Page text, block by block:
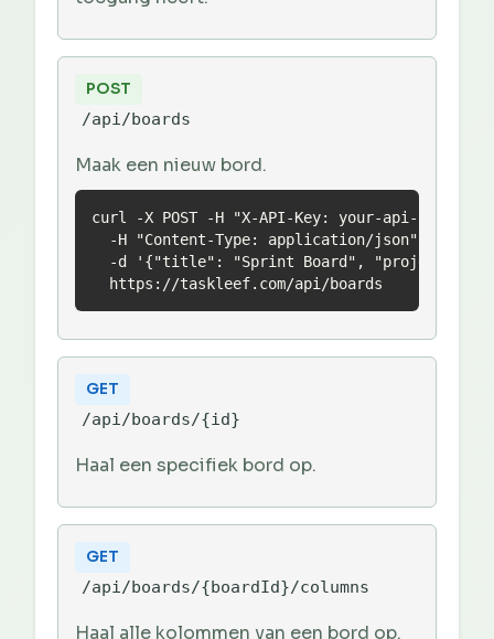
POST
/api/boards
Maak een nieuw bord.
curl -X POST -H "X-API-Key: your-api-key" \
  -H "Content-Type: application/json" \
-d '{"title": "Sprint Board", "projectId":
  https://taskleef.com/api/boards
GET
/api/boards/{id}
Haal een specifiek bord op.
GET
/api/boards/{boardId}/columns
Haal alle kolommen van een bord op.